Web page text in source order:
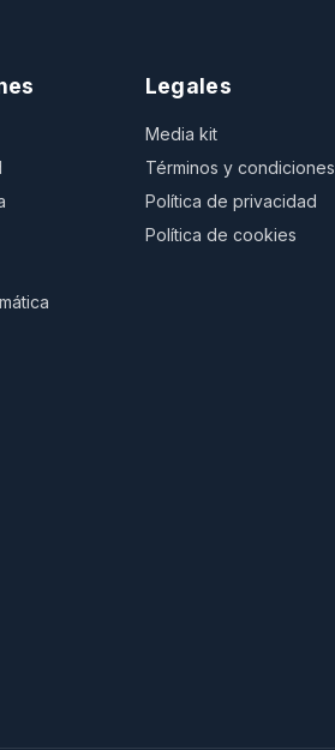
Legales
Media kit
Términos y condiciones
Política de privacidad
Política de cookies